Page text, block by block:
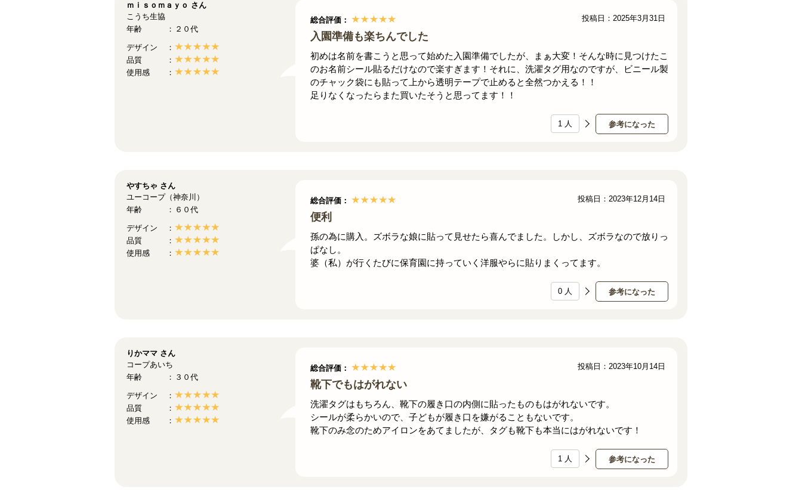
総合評価：
入園準備も楽ちんでした
初めは名前を書こうと思って始めた入園準備でしたが、まぁ大変！そんな時に見つけたこ
のお名前シール貼るだけなので楽すぎます！それに、洗濯タグ用なのですが、ビニール製
のチャック袋にも貼って上から透明テープで止めると全然つかえる！！
足りなくなったらまた買いたそうと思ってます！！
参考になった
1 人
投稿日：2025年3月31日
ｍｉｓｏｍａｙｏ さん
こうち生協
年齢
２０代
デザイン
品質
使用感
総合評価：
便利
孫の為に購入。ズボラな娘に貼って見せたら喜んでました。しかし、ズボラなので放りっ
ぱなし。
婆（私）が行くたびに保育園に持っていく洋服やらに貼りまくってます。
参考になった
0 人
投稿日：2023年12月14日
やすちゃ さん
ユーコープ（神奈川）
年齢
６０代
デザイン
品質
使用感
総合評価：
靴下でもはがれない
洗濯タグはもちろん、靴下の履き口の内側に貼ったものもはがれないです。
シールが柔らかいので、子どもが履き口を嫌がることもないです。
靴下のみ念のためアイロンをあてましたが、タグも靴下も本当にはがれないです！
参考になった
1 人
投稿日：2023年10月14日
りかママ さん
コープあいち
年齢
３０代
デザイン
品質
使用感